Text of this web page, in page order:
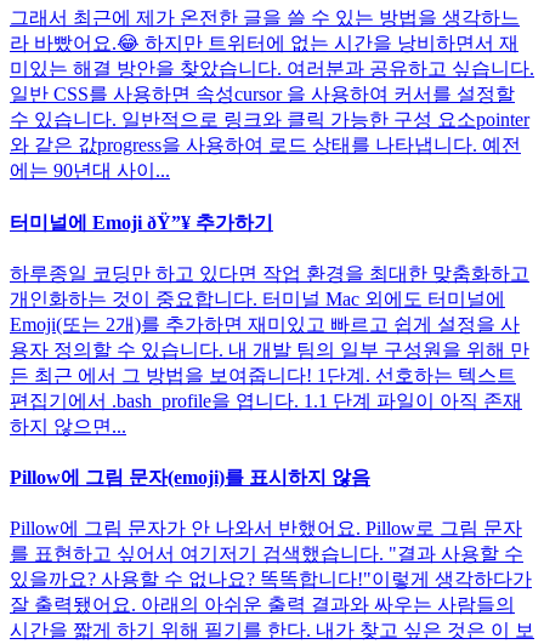
그래서 최근에 제가 온전한 글을 쓸 수 있는 방법을 생각하느
라 바빴어요.😂 하지만 트위터에 없는 시간을 낭비하면서 재
미있는 해결 방안을 찾았습니다. 여러분과 공유하고 싶습니다.
일반 CSS를 사용하면 속성cursor 을 사용하여 커서를 설정할
수 있습니다. 일반적으로 링크와 클릭 가능한 구성 요소pointer
와 같은 값progress을 사용하여 로드 상태를 나타냅니다. 예전
에는 90년대 사이...
터미널에 Emoji ðŸ”¥ 추가하기
하루종일 코딩만 하고 있다면 작업 환경을 최대한 맞춤화하고
개인화하는 것이 중요합니다. 터미널 Mac 외에도 터미널에
Emoji(또는 2개)를 추가하면 재미있고 빠르고 쉽게 설정을 사
용자 정의할 수 있습니다. 내 개발 팀의 일부 구성원을 위해 만
든 최근 에서 그 방법을 보여줍니다! 1단계. 선호하는 텍스트
편집기에서 .bash_profile을 엽니다. 1.1 단계 파일이 아직 존재
하지 않으면...
Pillow에 그림 문자(emoji)를 표시하지 않음
Pillow에 그림 문자가 안 나와서 반했어요. Pillow로 그림 문자
를 표현하고 싶어서 여기저기 검색했습니다. "결과 사용할 수
있을까요? 사용할 수 없나요? 똑똑합니다!"이렇게 생각하다가
잘 출력됐어요. 아래의 아쉬운 출력 결과와 싸우는 사람들의
시간을 짧게 하기 위해 필기를 한다. 내가 찾고 싶은 것은 이 보